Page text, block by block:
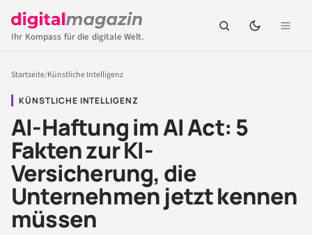
Ihr Kompass für die digitale Welt.
Startseite/Künstliche Intelligenz
KÜNSTLICHE INTELLIGENZ
AI-Haftung im AI Act: 5
Fakten zur KI-
Versicherung, die
Unternehmen jetzt kennen
müssen